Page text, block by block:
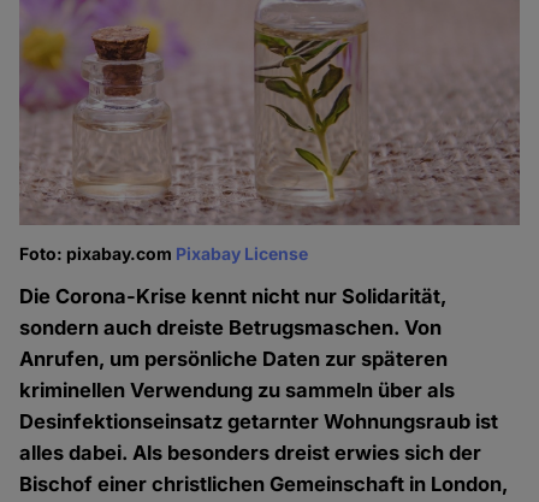
Foto: pixabay.com Pixabay License
Die Corona-Krise kennt nicht nur Solidarität,
sondern auch dreiste Betrugsmaschen. Von
Anrufen, um persönliche Daten zur späteren
kriminellen Verwendung zu sammeln über als
Desinfektionseinsatz getarnter Wohnungsraub ist
alles dabei. Als besonders dreist erwies sich der
Bischof einer christlichen Gemeinschaft in London,